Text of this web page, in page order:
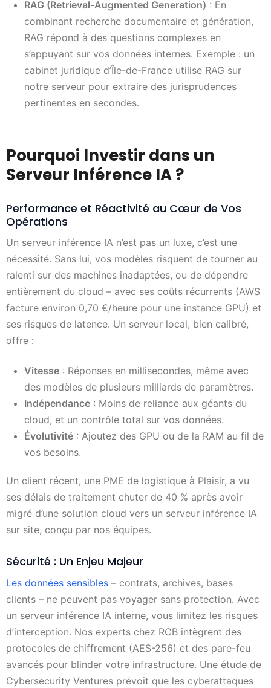
RAG (Retrieval-Augmented Generation) : En
combinant recherche documentaire et génération,
RAG répond à des questions complexes en
s’appuyant sur vos données internes. Exemple : un
cabinet juridique d’Île-de-France utilise RAG sur
notre serveur pour extraire des jurisprudences
pertinentes en secondes.
Pourquoi Investir dans un
Serveur Inférence IA ?
Performance et Réactivité au Cœur de Vos
Opérations
Un serveur inférence IA n’est pas un luxe, c’est une
nécessité. Sans lui, vos modèles risquent de tourner au
ralenti sur des machines inadaptées, ou de dépendre
entièrement du cloud – avec ses coûts récurrents (AWS
facture environ 0,70 €/heure pour une instance GPU) et
ses risques de latence. Un serveur local, bien calibré,
offre :
Vitesse : Réponses en millisecondes, même avec
des modèles de plusieurs milliards de paramètres.
Indépendance : Moins de reliance aux géants du
cloud, et un contrôle total sur vos données.
Évolutivité : Ajoutez des GPU ou de la RAM au fil de
vos besoins.
Un client récent, une PME de logistique à Plaisir, a vu
ses délais de traitement chuter de 40 % après avoir
migré d’une solution cloud vers un serveur inférence IA
sur site, conçu par nos équipes.
Sécurité : Un Enjeu Majeur
Les données sensibles – contrats, archives, bases
clients – ne peuvent pas voyager sans protection. Avec
un serveur inférence IA interne, vous limitez les risques
d’interception. Nos experts chez RCB intègrent des
protocoles de chiffrement (AES-256) et des pare-feu
avancés pour blinder votre infrastructure. Une étude de
Cybersecurity Ventures prévoit que les cyberattaques